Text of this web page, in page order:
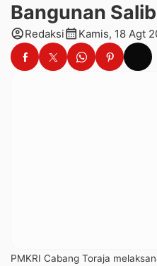
Bangunan
account_circleRedaksicalendar_month Kamis, 18 Agt
PMKRI Cabang Toraja